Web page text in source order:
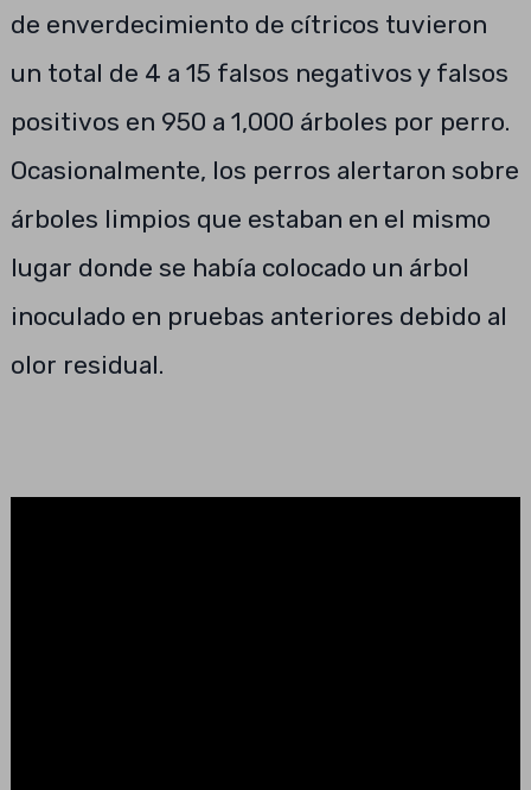
de enverdecimiento de cítricos tuvieron
un total de 4 a 15 falsos negativos y falsos
positivos en 950 a 1,000 árboles por perro.
Ocasionalmente, los perros alertaron sobre
árboles limpios que estaban en el mismo
lugar donde se había colocado un árbol
inoculado en pruebas anteriores debido al
olor residual.